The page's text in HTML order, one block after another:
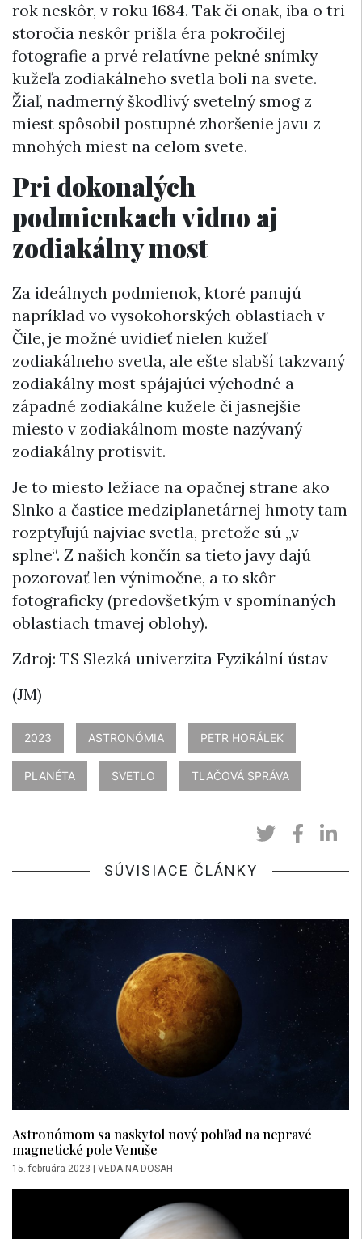
rok neskôr, v roku 1684. Tak či onak, iba o tri
storočia neskôr prišla éra pokročilej
fotografie a prvé relatívne pekné snímky
kužeľa zodiakálneho svetla boli na svete.
Žiaľ, nadmerný škodlivý svetelný smog z
miest spôsobil postupné zhoršenie javu z
mnohých miest na celom svete.
Pri dokonalých
podmienkach vidno aj
zodiakálny most
Za ideálnych podmienok, ktoré panujú
napríklad vo vysokohorských oblastiach v
Čile, je možné uvidieť nielen kužeľ
zodiakálneho svetla, ale ešte slabší takzvaný
zodiakálny most spájajúci východné a
západné zodiakálne kužele či jasnejšie
miesto v zodiakálnom moste nazývaný
zodiakálny protisvit.
Je to miesto ležiace na opačnej strane ako
Slnko a častice medziplanetárnej hmoty tam
rozptyľujú najviac svetla, pretože sú „v
splne“. Z našich končín sa tieto javy dajú
pozorovať len výnimočne, a to skôr
fotograficky (predovšetkým v spomínaných
oblastiach tmavej oblohy).
Zdroj: TS Slezká univerzita Fyzikální ústav
(JM)
2023 ASTRONÓMIA PETR HORÁLEK
PLANÉTA SVETLO TLAČOVÁ SPRÁVA
SÚVISIACE ČLÁNKY
Astronómom sa naskytol nový pohľad na nepravé
magnetické pole Venuše
15. februára 2023 VEDA NA DOSAH